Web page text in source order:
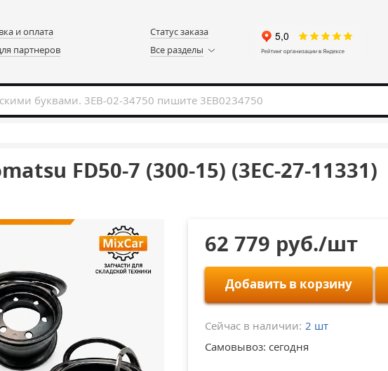
и оплата
партнеров
Статус заказа
Все разделы
FD50-7 (300-15) (3EC-27-11331)
62 779 руб./шт
Добавить в корзину
Сейчас в наличии: 2 шт
Самовывоз: сегодня